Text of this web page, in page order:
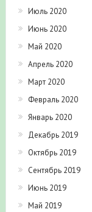
Июль 2020
Июнь 2020
Май 2020
Апрель 2020
Март 2020
Февраль 2020
Январь 2020
Декабрь 2019
Октябрь 2019
Сентябрь 2019
Июнь 2019
Май 2019